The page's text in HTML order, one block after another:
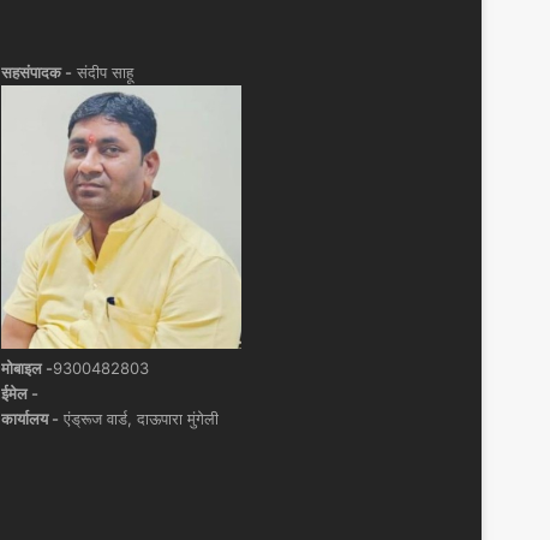
सहसंपादक - संदीप साहू
मोबाइल -9300482803
ईमेल -
कार्यालय - एंड्रूज वार्ड, दाऊपारा मुंगेली